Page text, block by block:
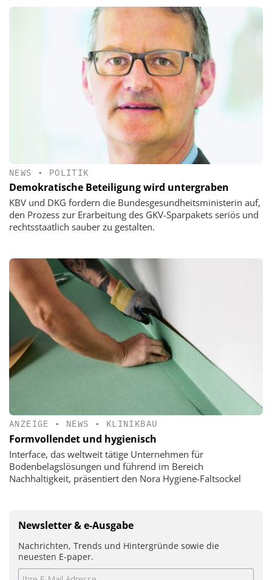
NEWS • POLITIK
Demokratische Beteiligung wird untergraben
KBV und DKG fordern die Bundesgesundheitsministerin auf,
den Prozess zur Erarbeitung des GKV-Sparpakets seriös und
rechtsstaatlich sauber zu gestalten.
ANZEIGE • NEWS • KLINIKBAU
Formvollendet und hygienisch
Interface, das weltweit tätige Unternehmen für
Bodenbelagslösungen und führend im Bereich
Nachhaltigkeit, präsentiert den Nora Hygiene-Faltsockel
Newsletter & e-Ausgabe
Nachrichten, Trends und Hintergründe sowie die
neuesten E-paper.